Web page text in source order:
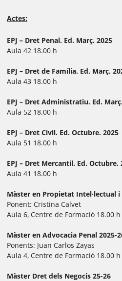
Actes:
ChatGPT ha dit:
EPJ – Dret Penal. Ed. Març. 2025
Aula 42 18.00 h
EPJ – Dret de Família. Ed. Març.
Aula 43 18.00 h
EPJ – Dret Administratiu. Ed.
Aula 52 18.00 h
EPJ – Dret Civil. Ed. Octubre. 2025
Aula 51 18.00 h
EPJ – Dret Mercantil. Ed. Octubre.
Aula 41 18.00 h
Màster en Propietat Intel·lectual
Ponent: Cristina Calvet
Aula 6, Centre de Formació 18.00 h
Màster en Advocacia Penal 2025-
Ponents: Juan Carlos Zayas
Aula 4, Centre de Formació 18.00 h
Màster Dret dels Negocis 25-26